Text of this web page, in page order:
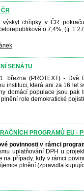
ČR
výskyt chřipky v ČR
o 7,4%, (tj. 1
SENÁTU
března (PROTEXT) -
instituci, která ani za 16 let
domácí populace jsou pak
role demokratické
PROGRAMŮ EU -
povinnosti v rámci
uplatňování DPH u
na případy, kdy v rámci
plnění (zpravidla